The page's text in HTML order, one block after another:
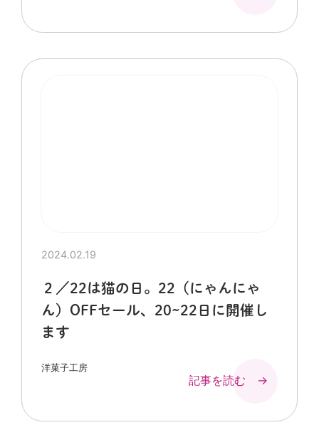
2024.02.19
２／22は猫の日。22（にゃんにゃ
ん）OFFセール、20~22日に開催し
ます
洋菓子工房
記事を読む →